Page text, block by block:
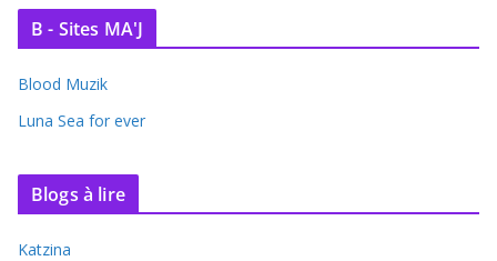
B - Sites MA'J
Blood Muzik
Luna Sea for ever
Blogs à lire
Katzina